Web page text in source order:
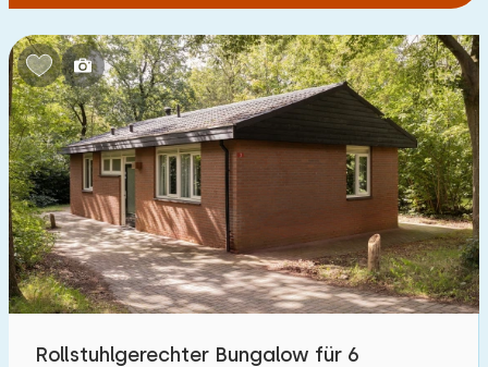
Rollstuhlgerechter Bungalow für 6